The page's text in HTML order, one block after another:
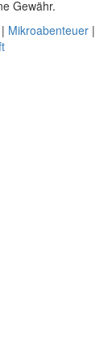
Gewähr.
| Mikroabenteuer |